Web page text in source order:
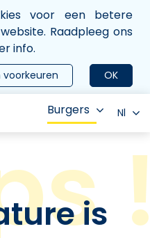
voor een betere
Raadpleeg ons
info.
OK
Burgers Nl
is